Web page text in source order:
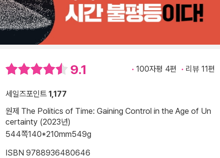
9.1 100자평 4편 리뷰 11편
세일즈포인트 1,177
원제 The Politics of Time: Gaining Control in the Age of Un
certainty (2023년)
544쪽140*210mm549g
ISBN 9788936480646